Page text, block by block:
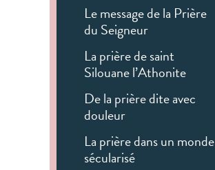
Le message de la Prière
du Seigneur
La prière de saint
Silouane l’Athonite
De la prière dite avec
douleur
La prière dans un monde
sécularisé